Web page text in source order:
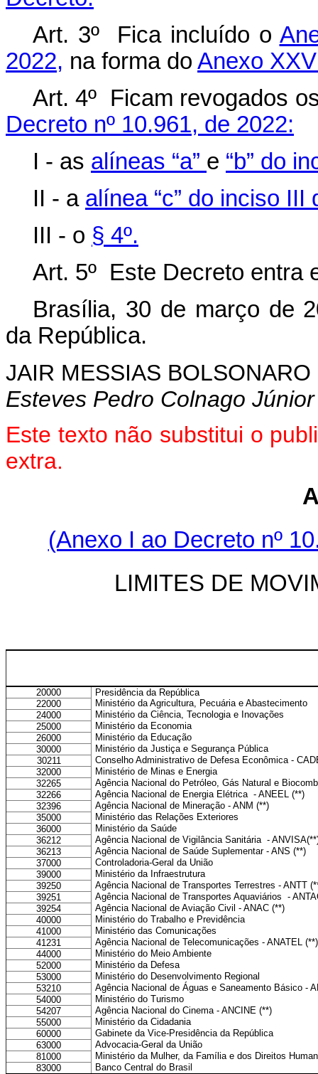
Art. 3º Fica incluído o
2022, na forma do Anexo
Art. 4º Ficam revogados
Decreto nº 10.961, de 2022:
I - as alíneas “a” e “b” do
II - a alínea “c” do inciso III
III - o § 4º.
Art. 5º Este Decreto entra
Brasília, 30 de março de
da República.
JAIR MESSIAS BOLSONARO
Esteves Pedro Colnago Júnior
Este texto não substitui o
extra.
(Anexo I ao Decreto nº
LIMITES DE
20000
Presidência da República
22000
Ministério da Agricultura, Pecuária e Abastecimento
24000
Ministério da Ciência, Tecnologia e Inovações
25000
Ministério da Economia
26000
Ministério da Educação
30000
Ministério da Justiça e Segurança Pública
30211
Conselho Administrativo de Defesa Econômica -
32000
Ministério de Minas e Energia
32265
Agência Nacional do Petróleo, Gás Natural e
32266
Agência Nacional de Energia Elétrica - ANEEL (**)
32396
Agência Nacional de Mineração - ANM (**)
35000
Ministério das Relações Exteriores
36000
Ministério da Saúde
36212
Agência Nacional de Vigilância Sanitária -
36213
Agência Nacional de Saúde Suplementar - ANS (**)
37000
Controladoria-Geral da União
39000
Ministério da Infraestrutura
39250
Agência Nacional de Transportes Terrestres - ANTT
39251
Agência Nacional de Transportes Aquaviários -
39254
Agência Nacional de Aviação Civil - ANAC (**)
40000
Ministério do Trabalho e Previdência
41000
Ministério das Comunicações
41231
Agência Nacional de Telecomunicações - ANATEL (**)
44000
Ministério do Meio Ambiente
52000
Ministério da Defesa
53000
Ministério do Desenvolvimento Regional
53210
Agência Nacional de Águas e Saneamento Básico -
54000
Ministério do Turismo
54207
Agência Nacional do Cinema - ANCINE (**)
55000
Ministério da Cidadania
60000
Gabinete da Vice-Presidência da República
63000
Advocacia-Geral da União
81000
Ministério da Mulher, da Família e dos Direitos
83000
Banco Central do Brasil